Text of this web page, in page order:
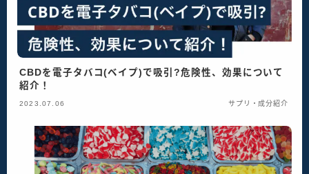
CBDを電子タバコ(ベイプ)で吸引?危険性、効果について
紹介！
2023.07.06 サプリ・成分紹介